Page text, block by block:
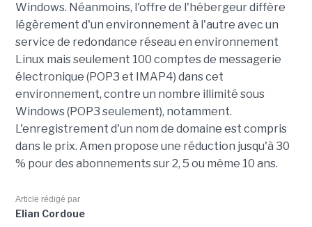
Windows. Néanmoins, l'offre de l'hébergeur diffère
légèrement d'un environnement à l'autre avec un
service de redondance réseau en environnement
Linux mais seulement 100 comptes de messagerie
électronique (POP3 et IMAP4) dans cet
environnement, contre un nombre illimité sous
Windows (POP3 seulement), notamment.
L'enregistrement d'un nom de domaine est compris
dans le prix. Amen propose une réduction jusqu'à 30
% pour des abonnements sur 2, 5 ou même 10 ans.
Article rédigé par
Elian Cordoue